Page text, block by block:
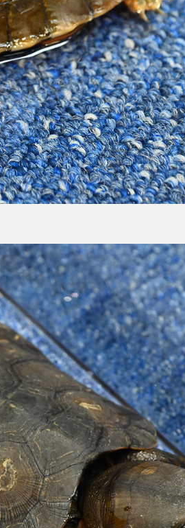
Email Print